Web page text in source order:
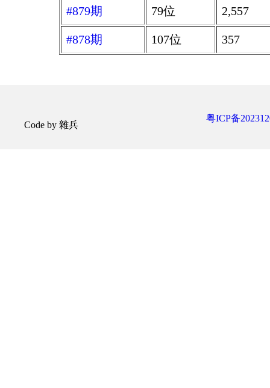
#879期 79位 2,557
#878期 107位 357
Code by 雜兵
粤ICP备